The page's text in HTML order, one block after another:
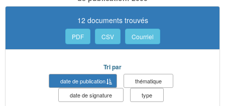
12 documents trouvés
PDF CSV Courriel
Tri par
date de publication
thématique
date de signature
type